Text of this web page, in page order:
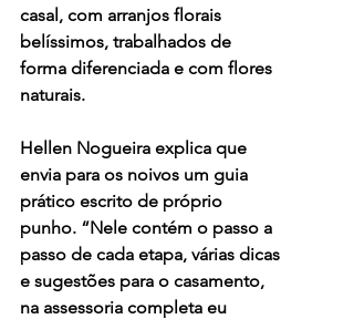
casal, com arranjos florais
belíssimos, trabalhados de
forma diferenciada e com flores
naturais.
Hellen Nogueira explica que
envia para os noivos um guia
prático escrito de próprio
punho. “Nele contém o passo a
passo de cada etapa, várias dicas
e sugestões para o casamento,
na assessoria completa eu